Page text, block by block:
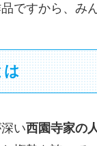
ですから、み
は
い西園寺家の